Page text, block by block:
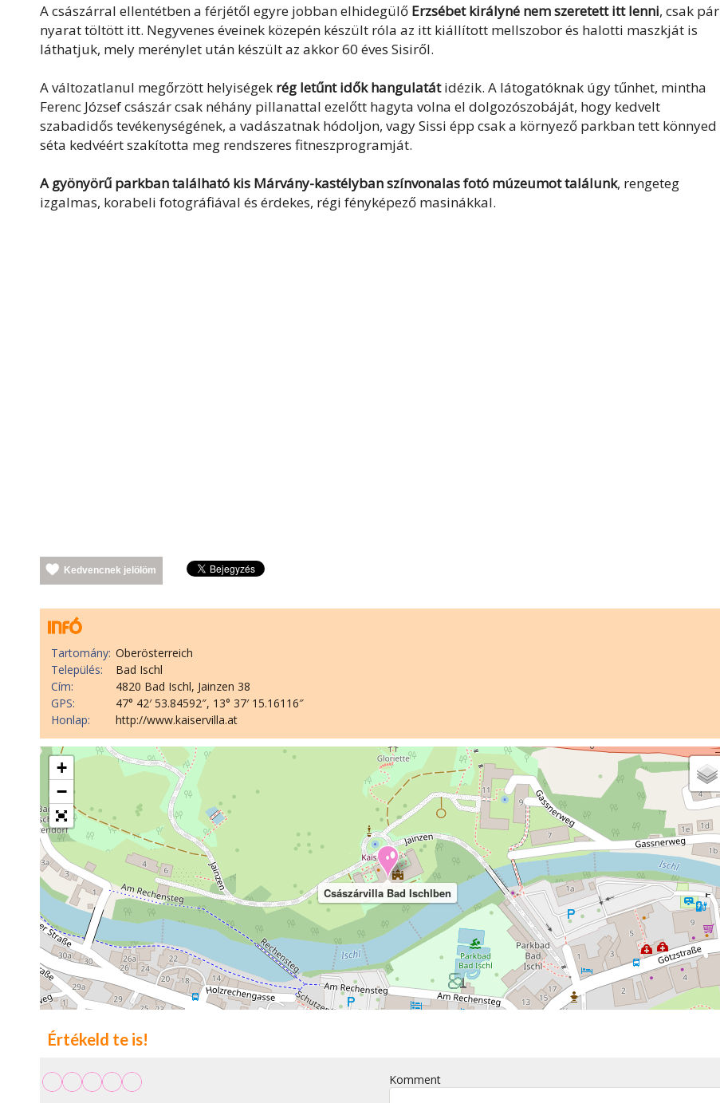
A császárral ellentétben a férjétől egyre jobban elhidegülő Erzsébet királyné nem szeretett itt lenni, csak pár
nyarat töltött itt. Negyvenes éveinek közepén készült róla az itt kiállított mellszobor és halotti maszkját is
láthatjuk, mely merénylet után készült az akkor 60 éves Sisiről.
A változatlanul megőrzött helyiségek rég letűnt idők hangulatátidézik. A látogatóknak úgy tűnhet, mintha
Ferenc József császár csak néhány pillanattal ezelőtt hagyta volna el dolgozószobáját, hogy kedvelt
szabadidős tevékenységének, a vadászatnak hódoljon, vagy Sissi épp csak a környező parkban tett könnyed
séta kedvéért szakította meg rendszeres fitneszprogramját.
A gyönyörű parkban található kis Márvány-kastélyban színvonalas fotó múzeumot találunk, rengeteg
izgalmas, korabeli fotográfiával és érdekes, régi fényképező masinákkal.
Kedvencnek jelölöm
Tartomány: Oberösterreich
Település:
Bad Ischl
Cím:
4820 Bad Ischl, Jainzen 38
GPS:
47° 42′ 53.84592″, 13° 37′ 15.16116″
Honlap:
http://www.kaiservilla.at
Császárvilla Bad Ischlben
+
−
Értékeld te is!
Komment